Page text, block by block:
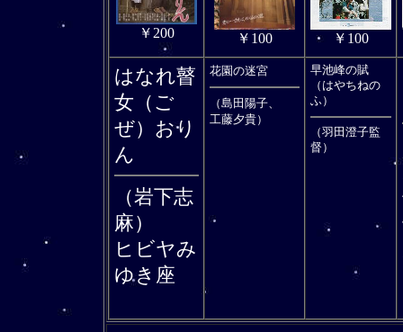
￥200 ￥100 ￥100
はなれ瞽
女（ご
ぜ）おり
ん
（岩下志
麻）
ヒビヤみ
ゆき座
花園の迷宮
（島田陽子、
工藤夕貴）
早池峰の賦
（はやちねの
ふ）
（羽田澄子監
督）